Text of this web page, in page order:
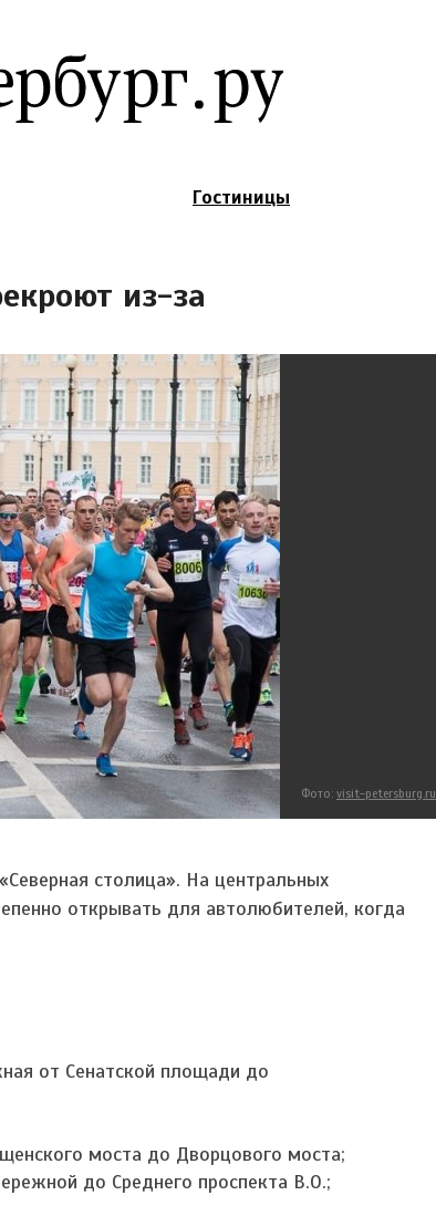
Гостиницы
из-за
Фото: visit-petersburg.ru
столица». На центральных
открывать для автолюбителей, когда
от Сенатской площади до
моста до Дворцового моста;
до Среднего проспекта В.О.;